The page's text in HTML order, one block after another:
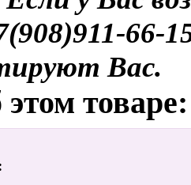
Вас.
товаре: